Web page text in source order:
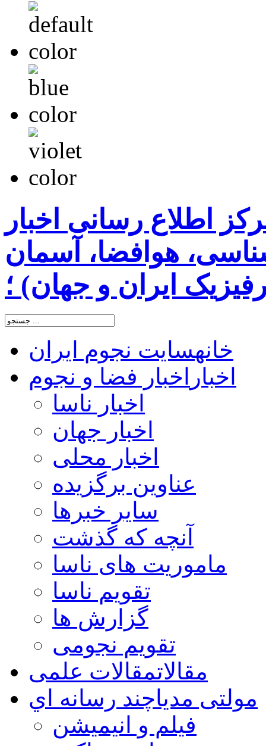
اطلاع رسانی اخبار
هوافضا، آسمان
ایران و جهان) ؛
خانهسایت نجوم ایران
اخبار اخبار فضا و نجوم
اخبار ناسا
اخبار جهان
اخبار محلی
عناوین برگزیده
سایر خبرها
آنچه که گذشت
ماموریت های ناسا
تقویم ناسا
گزارش ها
تقویم نجومی
مقالاتمقالات علمی
مولتی مدیاچند رسانه اي
فیلم و انیمیشن